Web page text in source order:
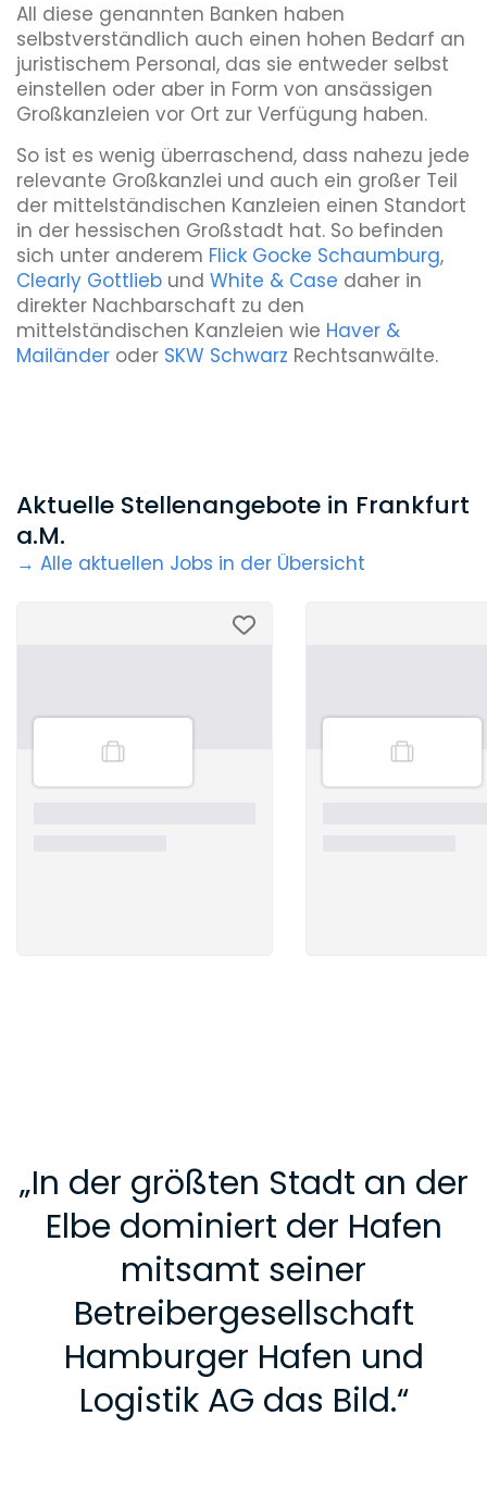
All diese genannten Banken haben
selbstverständlich auch einen hohen Bedarf an
juristischem Personal, das sie entweder selbst
einstellen oder aber in Form von ansässigen
Großkanzleien vor Ort zur Verfügung haben.
So ist es wenig überraschend, dass nahezu jede
relevante Großkanzlei und auch ein großer Teil
der mittelständischen Kanzleien einen Standort
in der hessischen Großstadt hat. So befinden
sich unter anderem Flick Gocke Schaumburg,
Clearly Gottlieb und White & Case daher in
direkter Nachbarschaft zu den
mittelständischen Kanzleien wie Haver &
Mailänder oder SKW Schwarz Rechtsanwälte.
Aktuelle Stellenangebote in Frankfurt
a.M.
→ Alle aktuellen Jobs in der Übersicht
„In der größten Stadt an der
Elbe dominiert der Hafen
mitsamt seiner
Betreibergesellschaft
Hamburger Hafen und
Logistik AG das Bild.“